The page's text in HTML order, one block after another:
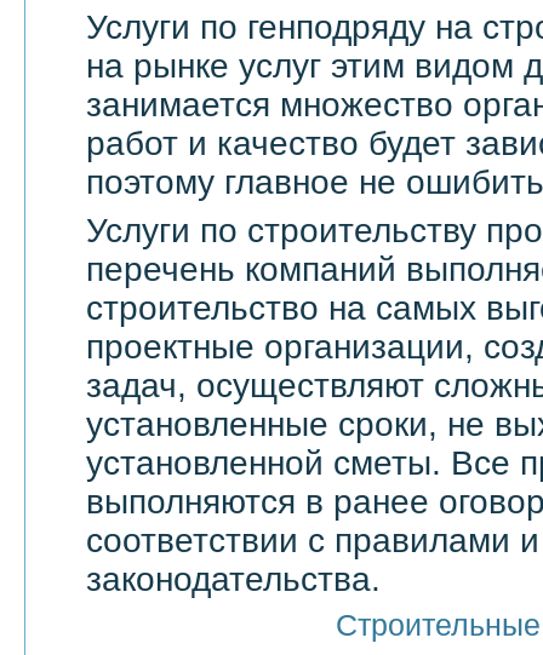
Услуги по генподряду на
на рынке услуг этим видом
занимается множество
работ и качество будет
поэтому главное не
Услуги по строительству
перечень компаний
строительство на самых
проектные организации,
задач, осуществляют
установленные сроки, не
установленной сметы. Все
выполняются в ранее
соответствии с правилами
законодательства.
Строительные